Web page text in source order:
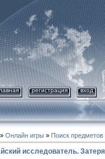
регистрация вход
» Онлайн игры » Поиск предметов
исследователь.